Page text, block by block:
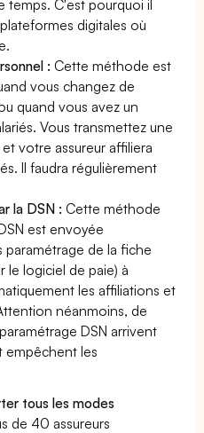
temps. C'est pourquoi il
digitales où
: Cette méthode est
vous changez de
quand vous avez un
Vous transmettez une
votre assureur affiliera
Il faudra régulièrement
la DSN : Cette méthode
est envoyée
paramétrage de la fiche
le logiciel de paie) à
les affiliations et
néanmoins, de
DSN arrivent
empêchent les
tous les modes
de 40 assureurs